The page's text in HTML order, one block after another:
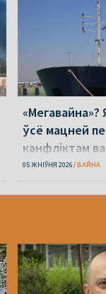
«Мегавайна»?
ўсё мацней
канфліктам
05 ЖНІЎНЯ 2026 ВАЙНА